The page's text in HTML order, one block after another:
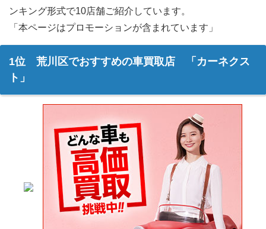
ンキング形式で10店舗ご紹介しています。
「本ページはプロモーションが含まれています」
1位 荒川区でおすすめの車買取店 「カーネクス
ト」